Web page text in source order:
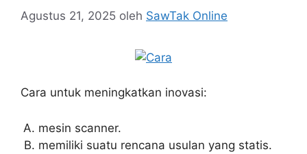
Agustus 21, 2025 oleh SawTak Online
Cara untuk meningkatkan inovasi:
mesin scanner.
memiliki suatu rencana usulan yang statis.